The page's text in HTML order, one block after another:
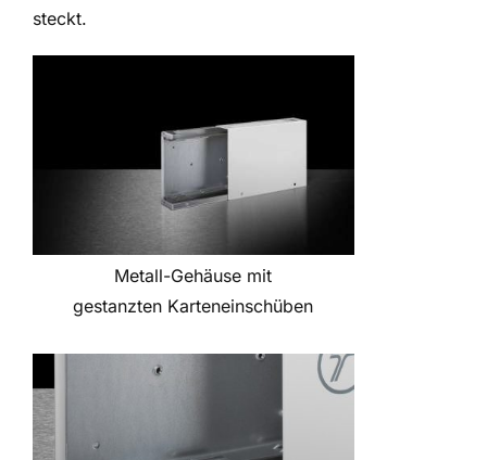
steckt.
Metall-Gehäuse mit
gestanzten Karteneinschüben